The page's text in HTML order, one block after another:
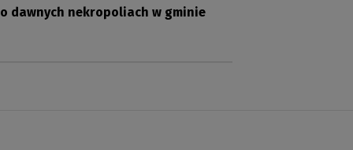
dawnych nekropoliach w gminie